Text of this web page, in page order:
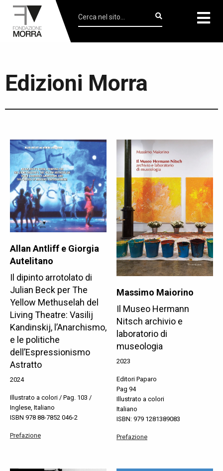
Edizioni Morra
Allan Antliff e Giorgia
Autelitano
Il dipinto arrotolato di
Julian Beck per The
Yellow Methuselah del
Living Theatre: Vasilij
Kandinskij, l’Anarchismo,
e le politiche
dell’Espressionismo
Astratto
2024
Illustrato a colori / Pag. 103 /
Inglese, Italiano
ISBN 978 88-7852 046-2
Prefazione
Massimo Maiorino
Il Museo Hermann
Nitsch archivio e
laboratorio di
museologia
2023
Editori Paparo
Pag 94
Illustrato a colori
Italiano
ISBN: 979 1281389083
Prefazione